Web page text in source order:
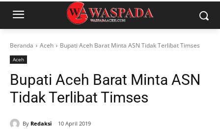
Beranda Aceh Bupati Aceh Barat Minta ASN Tidak Terlibat Timses
Aceh
Bupati Aceh Barat Minta ASN
Tidak Terlibat Timses
By Redaksi 10 April 2019